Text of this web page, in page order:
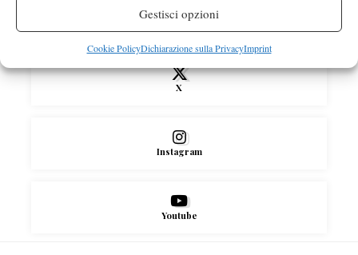
Gestisci opzioni
Cookie PolicyDichiarazione sulla PrivacyImprint
Facebook
X
Instagram
Youtube